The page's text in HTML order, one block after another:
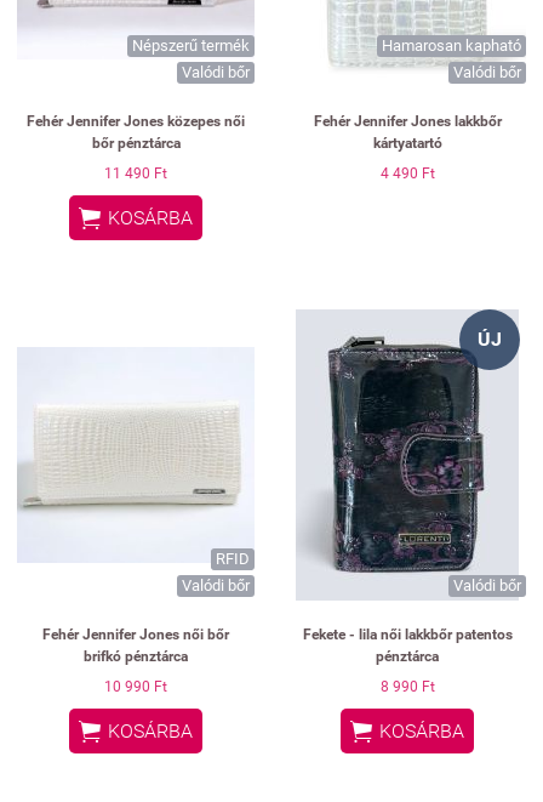
Népszerű termék
Valódi bőr
Fehér Jennifer Jones közepes női
bőr pénztárca
11 490 Ft
 KOSÁRBA
Hamarosan kapható
Valódi bőr
Fehér Jennifer Jones lakkbőr
kártyatartó
4 490 Ft
RFID
Valódi bőr
Fehér Jennifer Jones női bőr
brifkó pénztárca
10 990 Ft
 KOSÁRBA
ÚJ
Valódi bőr
Fekete - lila női lakkbőr patentos
pénztárca
8 990 Ft
 KOSÁRBA